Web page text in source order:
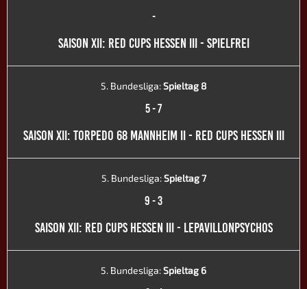
-
SAISON XII: RED CUPS HESSEN III - SPIELFREI
5. Bundesliga:Spieltag 8
5-7
SAISON XII: TORPEDO 68 MANNHEIM II - RED CUPS HESSEN III
5. Bundesliga:Spieltag 7
9-3
SAISON XII: RED CUPS HESSEN III - LEPAVILLONPSYCHOS
5. Bundesliga:Spieltag 6